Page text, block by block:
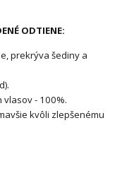
ODTIENE:
prekrýva šediny a
vlasov - 100%.
kvôli zlepšenému